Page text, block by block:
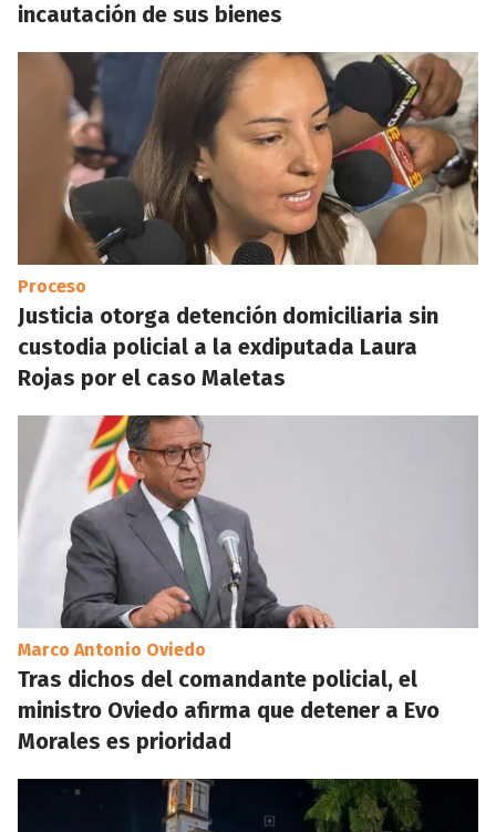
incautación de sus bienes
Proceso
Justicia otorga detención domiciliaria sin
custodia policial a la exdiputada Laura
Rojas por el caso Maletas
Marco Antonio Oviedo
Tras dichos del comandante policial, el
ministro Oviedo afirma que detener a Evo
Morales es prioridad